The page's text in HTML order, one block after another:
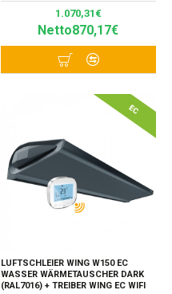
1.070,31€
Netto870,17€
LUFTSCHLEIER WING W150 EC
WASSER WÄRMETAUSCHER DARK
(RAL7016) + TREIBER WING EC WIFI